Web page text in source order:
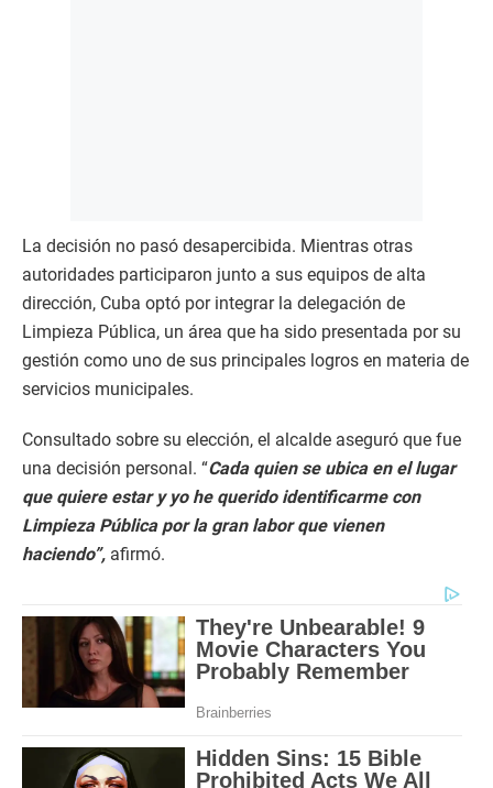
La decisión no pasó desapercibida. Mientras otras
autoridades participaron junto a sus equipos de alta
dirección, Cuba optó por integrar la delegación de
Limpieza Pública, un área que ha sido presentada por su
gestión como uno de sus principales logros en materia de
servicios municipales.
Consultado sobre su elección, el alcalde aseguró que fue
una decisión personal. “Cada quien se ubica en el lugar
que quiere estar y yo he querido identificarme con
Limpieza Pública por la gran labor que vienen
haciendo”, afirmó.